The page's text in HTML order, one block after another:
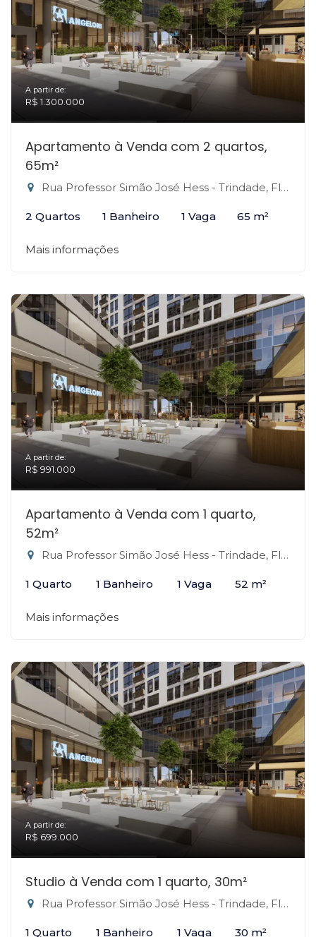
A partir de:
R$ 1.300.000
Apartamento à Venda com 2 quartos,
65m²
Rua Professor Simão José Hess - Trindade, Florianópolis-SC
2 Quartos 1 Banheiro 1 Vaga 65 m²
Mais informações
A partir de:
R$ 991.000
Apartamento à Venda com 1 quarto,
52m²
Rua Professor Simão José Hess - Trindade, Florianópolis-SC
1 Quarto 1 Banheiro 1 Vaga 52 m²
Mais informações
A partir de:
R$ 699.000
Studio à Venda com 1 quarto, 30m²
Rua Professor Simão José Hess - Trindade, Florianópolis-SC
1 Quarto 1 Banheiro 1 Vaga 30 m²